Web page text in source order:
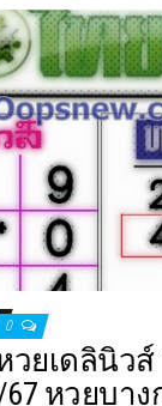
0
วยเดลินิวส์
หวยบาง